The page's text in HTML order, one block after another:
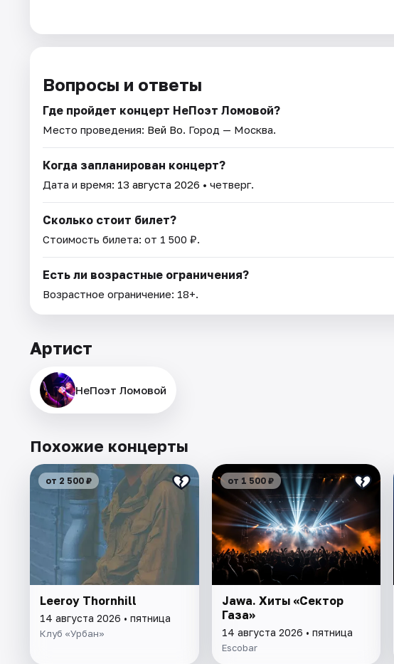
Вопросы и ответы
Где пройдет концерт НеПоэт Ломовой?
Место проведения: Вей Во. Город — Москва.
Когда запланирован концерт?
Дата и время: 13 августа 2026 • четверг.
Сколько стоит билет?
Стоимость билета: от 1 500 ₽.
Есть ли возрастные ограничения?
Возрастное ограничение: 18+.
Артист
НеПоэт Ломовой
Похожие концерты
от 2 500 ₽
Leeroy Thornhill
14 августа 2026 • пятница
Клуб «Урбан»
от 1 500 ₽
Jawa. Хиты «Сектор
Газа»
14 августа 2026 • пятница
Escobar